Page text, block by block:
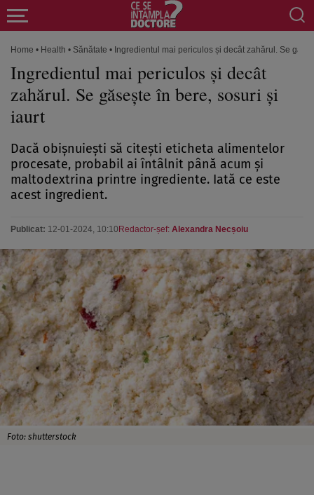
Home • Health • Sănătate • Ingredientul mai periculos și decât zahărul. Se
Ingredientul mai periculos și decât
zahărul. Se găsește în bere, sosuri și
iaurt
Dacă obișnuiești să citești eticheta alimentelor
procesate, probabil ai întâlnit până acum și
maltodextrina printre ingrediente. Iată ce este
acest ingredient.
Publicat: 12-01-2024, 10:10 Redactor-șef: Alexandra Necșoiu
Foto: shutterstock